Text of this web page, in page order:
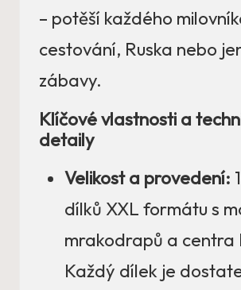
– potěší každého
cestování, Ruska nebo
zábavy.
Klíčové vlastnosti a
detaily
Velikost a provedení:
dílků XXL formátu s
mrakodrapů a centra
Každý dílek je